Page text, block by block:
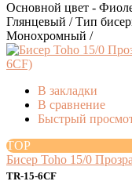
Основной цвет -
Глянцевый / Тип
Монохромный /
В закладки
В сравнение
Быстрый
TOP
Бисер Toho 15/0
TR-15-6CF